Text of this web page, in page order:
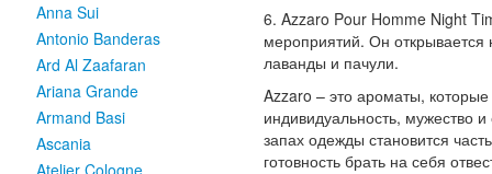
Anna Sui
Antonio Banderas
Ard Al Zaafaran
Ariana Grande
Armand Basi
Ascania
Atelier Cologne
6. Azzaro Pour Homme Night
мероприятий. Он открывается
лаванды и пачули.
Azzaro – это ароматы,
индивидуальность, мужество
запах одежды становится
готовность брать на себя